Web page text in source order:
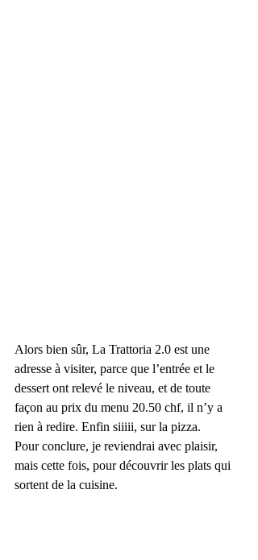
Alors bien sûr, La Trattoria 2.0 est une
adresse à visiter, parce que l’entrée et le
dessert ont relevé le niveau, et de toute
façon au prix du menu 20.50 chf, il n’y a
rien à redire. Enfin siiiii, sur la pizza.
Pour conclure, je reviendrai avec plaisir,
mais cette fois, pour découvrir les plats qui
sortent de la cuisine.